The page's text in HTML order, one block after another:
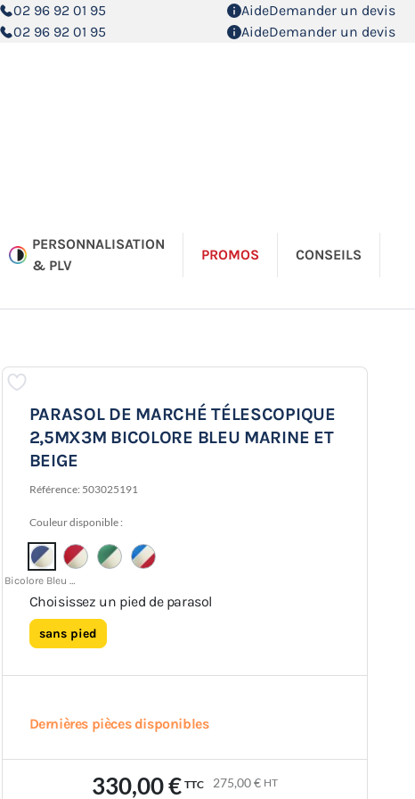
02 96 92 01 95 AideDemander un devis
02 96 92 01 95 AideDemander un devis
PERSONNALISATION
& PLV
PROMOS CONSEILS
PARASOL DE MARCHÉ TÉLESCOPIQUE
2,5MX3M BICOLORE BLEU MARINE ET
BEIGE
Référence: 503025191
Couleur disponible :
Choisissez un pied de parasol
sans pied
Dernières pièces disponibles
330,00 € TTC 275,00 € HT